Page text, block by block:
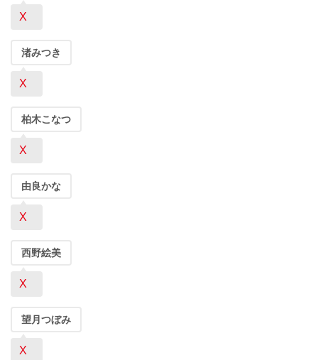
X
渚みつき
X
柏木こなつ
X
由良かな
X
西野絵美
X
望月つぼみ
X